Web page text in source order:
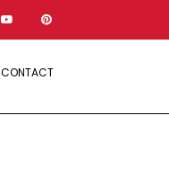
CONTACT